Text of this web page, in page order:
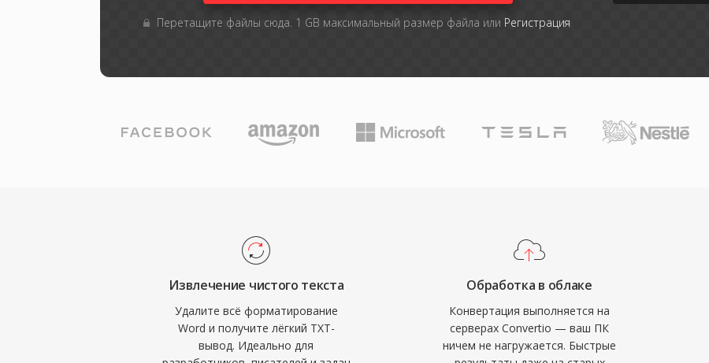
Перетащите файлы сюда. 1 GB максимальный размер файла или Регистрация
Извлечение чистого текста
Удалите всё форматирование
Word и получите лёгкий TXT-
вывод. Идеально для
Обработка в облаке
Конвертация выполняется на
серверах Convertio — ваш ПК
ничем не нагружается. Быстрые